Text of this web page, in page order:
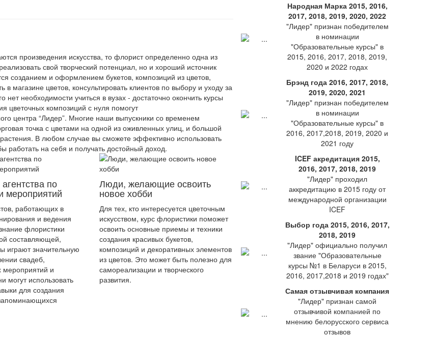
произведения искусства, то флорист определенно одна из
свой творческий потенциал, но и хороший источник
созданием и оформлением букетов, композиций из цветов,
магазине цветов, консультировать клиентов по выбору и уходу за
необходимости учиться в вузах - достаточно окончить курсы
цветочных композиций с нуля помогут
центра “Лидер”. Многие наши выпускники со временем
точка с цветами на одной из оживленных улиц, и большой
В любом случае вы сможете эффективно использовать
работать на себя и получать достойный доход.
по
мероприятий
работающих в
и ведения
флористики
составляющей,
играют значительную
свадеб,
мероприятий и
могут использовать
для создания
Люди, желающие освоить
новое хобби
Для тех, кто интересуется цветочным
искусством, курс флористики поможет
освоить основные приемы и техники
создания красивых букетов,
композиций и декоративных элементов
из цветов. Это может быть полезно для
самореализации и творческого
развития.
Народная Марка 2015, 2016,
2017, 2018, 2019, 2020, 2022
"Лидер" признан победителем
в номинации
"Образовательные курсы" в
2015, 2016, 2017, 2018, 2019,
2020 и 2022 годах
Брэнд года 2016, 2017, 2018,
2019, 2020, 2021
"Лидер" признан победителем
в номинации
"Образовательные курсы" в
2016, 2017,2018, 2019, 2020 и
2021 году
ICEF акредитация 2015,
2016, 2017, 2018, 2019
"Лидер" проходил
аккредитацию в 2015 году от
международной организации
ICEF
Выбор года 2015, 2016, 2017,
2018, 2019
"Лидер" официально получил
звание "Образовательные
курсы №1 в Беларуси в 2015,
2016, 2017,2018 и 2019 годах"
Самая отзывчивая компания
"Лидер" признан самой
отзывчивой компанией по
мнению белорусского сервиса
отзывов